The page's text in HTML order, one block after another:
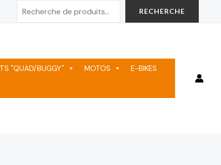
Rechercher RECHERCHE
"QUAD/BUGGY" MOTOS E-BIKES